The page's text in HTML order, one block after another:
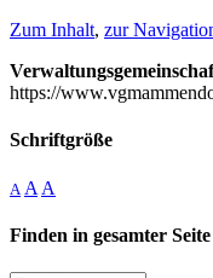
Zum Inhalt, zur
https://
Schriftgröße
A A A
Finden in gesamter Seite